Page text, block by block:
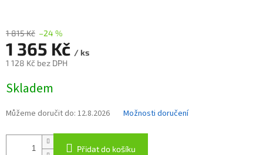
1 815 Kč –24 %
1 365 Kč / ks
1 128 Kč bez DPH
cena:
Skladem
Můžeme doručit do: 12.8.2026 Možnosti doručení
Přidat do košíku